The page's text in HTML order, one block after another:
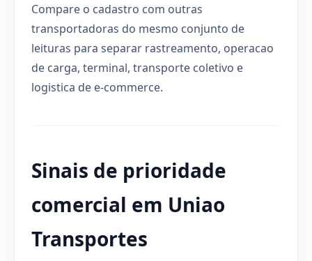
Compare o cadastro com outras
transportadoras do mesmo conjunto de
leituras para separar rastreamento, operacao
de carga, terminal, transporte coletivo e
logistica de e-commerce.
Sinais de prioridade
comercial em Uniao
Transportes